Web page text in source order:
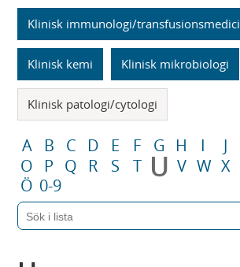
Klinisk immunologi/
Klinisk kemi Klinisk mikrobiologi
Klinisk patologi/cytologi
A B C D E F G H I J
O
P Q R S T U V W X
Ö 0-9